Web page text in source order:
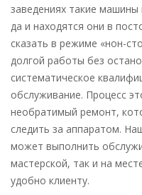
Комплексное
обслуживание
(максимальный
комплекс)
заведениях такие
да и находятся они в
сказать в режиме «нон-
долгой работы без
систематическое
обслуживание. Процесс
необратимый ремонт,
следить за аппаратом.
может выполнить
мастерской, так и на
удобно клиенту.